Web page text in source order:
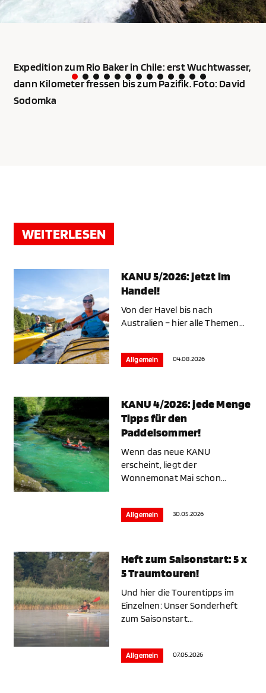
Expedition zum Rio Baker in Chile: erst Wuchtwasser,
dann Kilometer fressen bis zum Pazifik. Foto: David
Sodomka
WEITERLESEN
KANU 5/2026: jetzt im
Handel!
Von der Havel bis nach
Australien – hier alle Themen...
Allgemein 04.08.2026
KANU 4/2026: jede Menge
Tipps für den
Paddelsommer!
Wenn das neue KANU
erscheint, liegt der
Wonnemonat Mai schon...
Allgemein 30.05.2026
Heft zum Saisonstart: 5 x
5 Traumtouren!
Und hier die Tourentipps im
Einzelnen: Unser Sonderheft
zum Saisonstart...
Allgemein 07.05.2026